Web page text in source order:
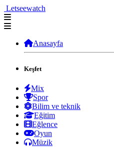
Letseewatch
Anasayfa
Keşfet
Mix
Spor
Bilim ve teknik
Eğitim
Eğlence
Oyun
Müzik